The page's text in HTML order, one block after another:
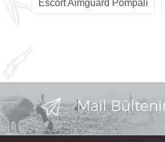
Escort Aimguard Pompalı